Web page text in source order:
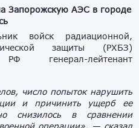
Запорожскую АЭС в городе
войск радиационной,
защиты (РХБЗ)
генерал-лейтенант
число попыток нарушить
и причинить ущерб ее
снизилось в сравнении